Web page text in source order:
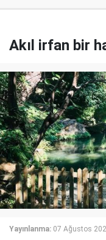
Akıl irfan bir
Yayınlanma: 07 Ağustos